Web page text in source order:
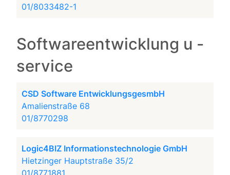
01/8033482-1
Softwareentwicklung u -
service
CSD Software EntwicklungsgesmbH
Amalienstraße 68
01/8770298
Logic4BIZ Informationstechnologie GmbH
Hietzinger Hauptstraße 35/2
01/8771881